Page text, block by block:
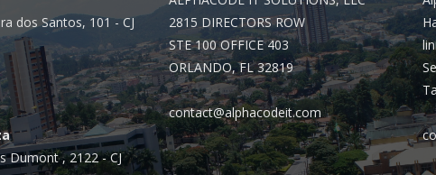
CRM Food
FMS e Delivery Próprio
Sistemas de gestão
E-commerce
Mosaico Logistica
Sustentação de projetos
Integrações
dos Santos, 101 - CJ
Dumont , 2122 - CJ
2815 DIRECTORS ROW
STE 100 OFFICE 403
ORLANDO, FL 32819
contact@alphacodeit.com